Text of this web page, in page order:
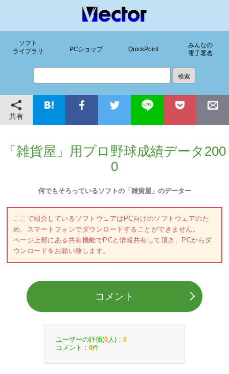
ソフト
ライブラリ
PCショップ QuickPoint
みんなの
電子署名
共有
「雑貨屋」用プロ野球成績データ200
0
何でもそろっているソフトの「雑貨屋」のデーター
ここで紹介しているソフトウェアはPC向けのソフトウェアのた
め、スマートフォンでダウンロードすることができません。
ページ上部にある共有機能でPCと情報共有して頂き、PCからダ
ウンロードをお願い致します。
コメント
ユーザーの評価(0 人)： 0
コメント： 0件